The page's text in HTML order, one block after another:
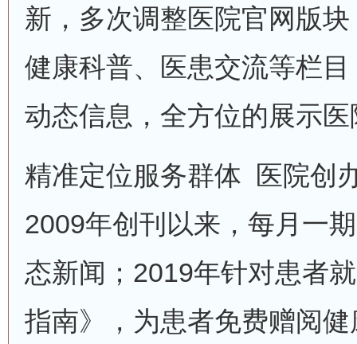
新，多次调整医院官网版
健康科普、医患交流等栏
动态信息，全方位的展示
精准定位服务群体 医院创
2009年创刊以来，每月一
态新闻；2019年针对患者
指南》，为患者免费赠阅